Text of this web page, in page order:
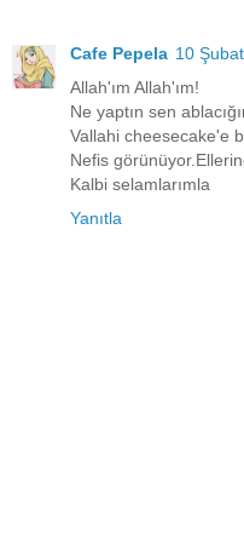
Cafe Pepela 10
Allah'ım Allah'ım!
Ne yaptın sen
Vallahi cheesecake'e
Nefis
Kalbi selamlarımla
Yanıtla